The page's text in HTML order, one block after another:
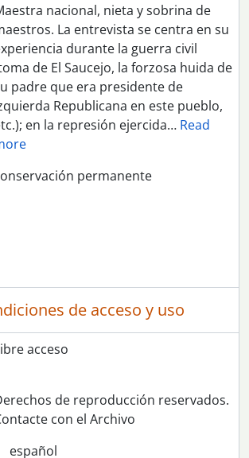
nacional, nieta y sobrina de
La entrevista se centra en su
durante la guerra civil
de El Saucejo, la forzosa huida de
padre que era presidente de
Republicana en este pueblo,
en la represión ejercida… Read
permanente
de acceso y uso
acceso
de reproducción reservados.
con el Archivo
español